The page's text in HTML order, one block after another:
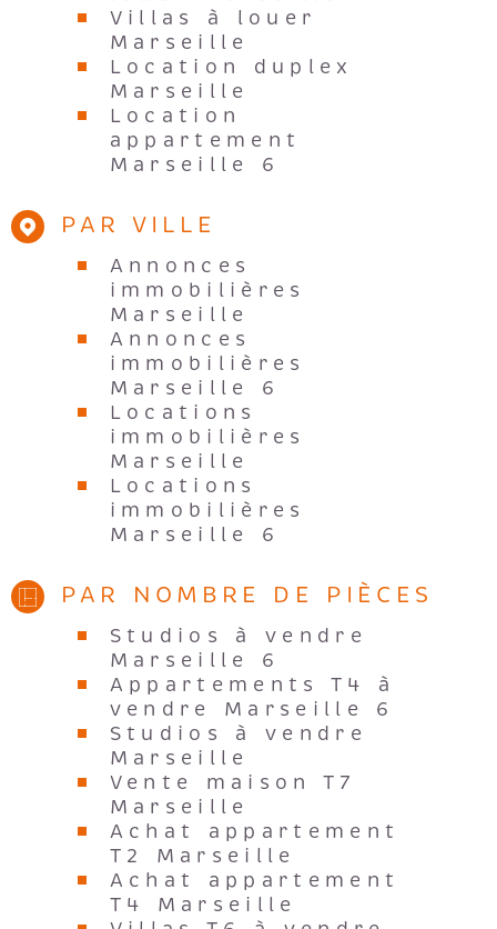
Villas à louer
Marseille
Location duplex
Marseille
Location
appartement
Marseille 6
PAR VILLE
Annonces
immobilières
Marseille
Annonces
immobilières
Marseille 6
Locations
immobilières
Marseille
Locations
immobilières
Marseille 6
PAR NOMBRE DE PIÈCES
Studios à vendre
Marseille 6
Appartements T4 à
vendre Marseille 6
Studios à vendre
Marseille
Vente maison T7
Marseille
Achat appartement
T2 Marseille
Achat appartement
T4 Marseille